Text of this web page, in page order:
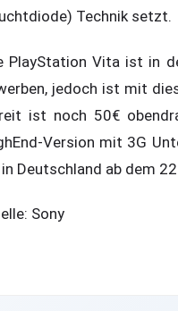
Technik setzt.
PlayStation Vita ist in
jedoch ist mit
ist noch 50€
Version mit 3G
Deutschland ab dem
Sony